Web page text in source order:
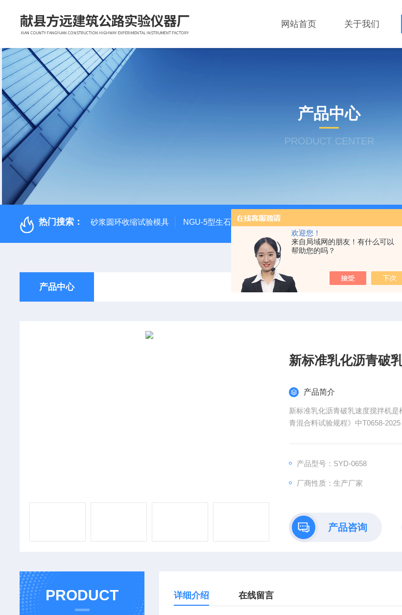
欢迎您！
来自局域网的朋友！有什么可以
帮助您的吗？
网站首页 关于我们
产品中心
PRODUCT CENTER
热门搜索： 砂浆圆环收缩试验模具 NGU-5型生石灰消化器（保温带盖消化器） *GB/T 50080-
产品中心 当前位置： 产品中心 沥青试验仪器
新标准乳化沥青破
产品简介
新标准乳化沥青破乳速度搅拌机
青混合料试验规程》中T0658-
1、本方法适用于各种类型的乳
2、本方法也适用于测定阳离子乳
产品型号：SYD-0658
厂商性质：生产厂家
产品咨询
PRODUCT 详细介绍 在线留言